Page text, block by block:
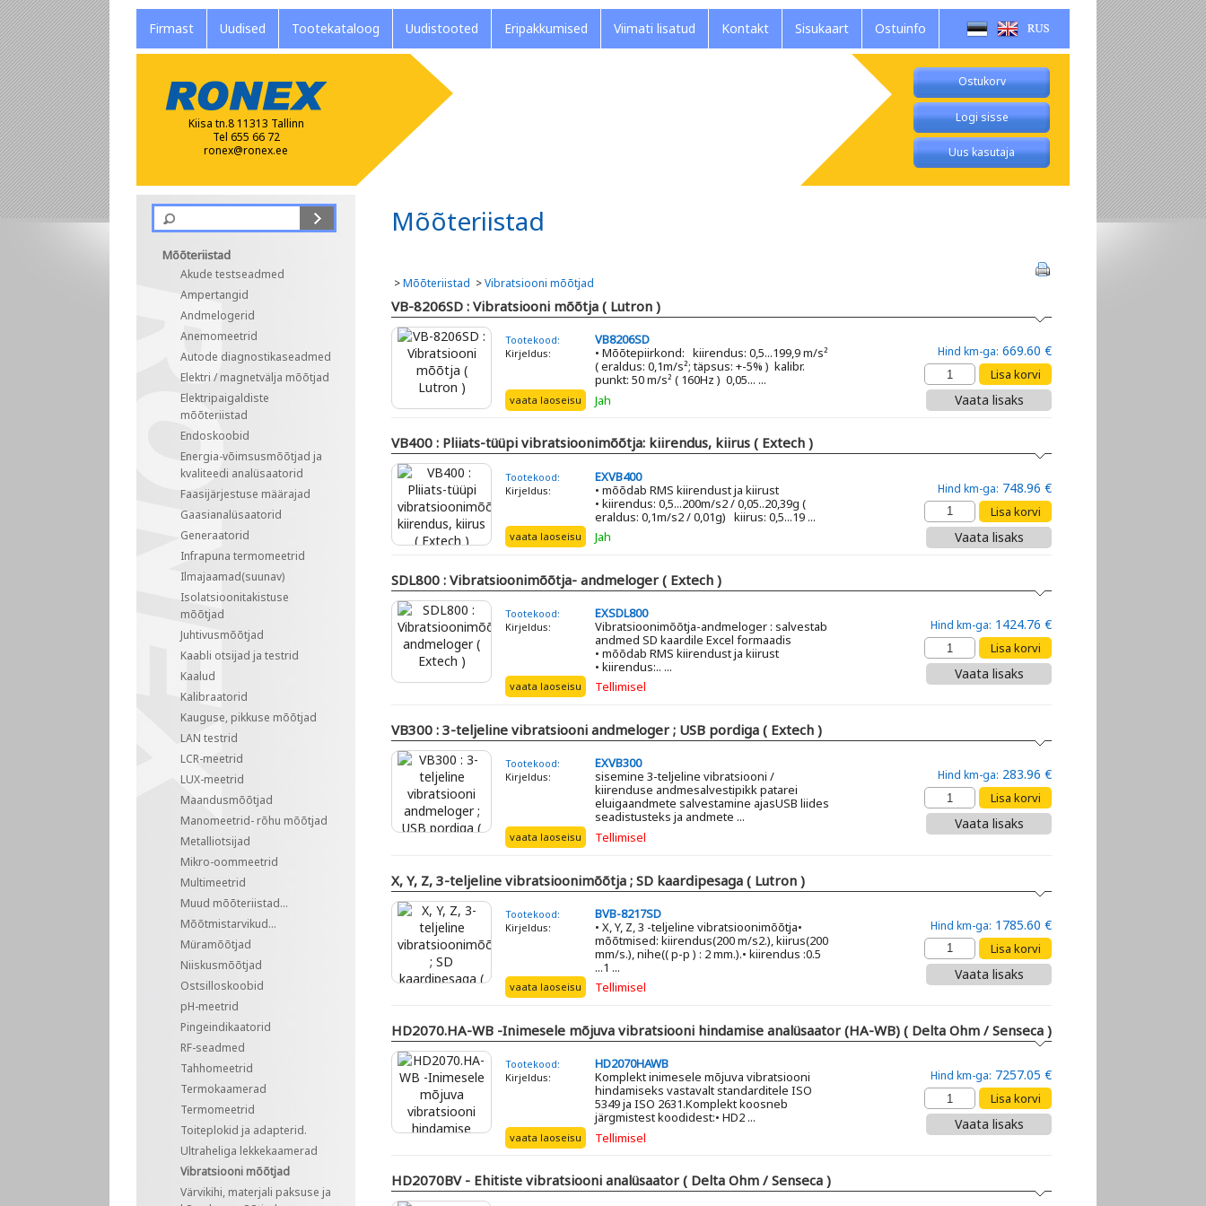
Firmast Uudised Tootekataloog Uudistooted Eripakkumised Viimati lisatud Kontakt Sisukaart Ostuinfo
Ostukorv
Logi sisse
Uus kasutaja
Kiisa tn.8 11313 Tallinn
Tel 655 66 72
ronex@ronex.ee
Mõõteriistad
Akude testseadmed
Ampertangid
Andmelogerid
Anemomeetrid
Autode diagnostikaseadmed
Elektri / magnetvälja mõõtjad
Elektripaigaldiste
mõõteriistad
Endoskoobid
Energia-võimsusmõõtjad ja
kvaliteedi analüsaatorid
Faasijärjestuse määrajad
Gaasianalüsaatorid
Generaatorid
Infrapuna termomeetrid
Ilmajaamad(suunav)
Isolatsioonitakistuse
mõõtjad
Juhtivusmõõtjad
Kaabli otsijad ja testrid
Kaalud
Kalibraatorid
Kauguse, pikkuse mõõtjad
LAN testrid
LCR-meetrid
LUX-meetrid
Maandusmõõtjad
Manomeetrid- rõhu mõõtjad
Metalliotsijad
Mikro-oommeetrid
Multimeetrid
Muud mõõteriistad...
Mõõtmistarvikud...
Müramõõtjad
Niiskusmõõtjad
Ostsilloskoobid
pH-meetrid
Pingeindikaatorid
RF-seadmed
Tahhomeetrid
Termokaamerad
Termomeetrid
Toiteplokid ja adapterid.
Ultraheliga lekkekaamerad
Vibratsiooni mõõtjad
Värvikihi, materjali paksuse ja
Mõõteriistad
>Mõõteriistad >Vibratsiooni mõõtjad
VB-8206SD : Vibratsiooni mõõtja ( Lutron )
Tootekood: VB8206SD
Kirjeldus:
• Mõõtepiirkond: kiirendus: 0,5...199,9 m/s²
( eraldus: 0,1m/s²; täpsus: +-5% ) kalibr.
punkt: 50 m/s² ( 160Hz ) 0,05... ...
vaata laoseisu Jah
Hind km-ga: 669.60 €
Vaata lisaks
VB400 : Pliiats-tüüpi vibratsioonimõõtja: kiirendus, kiirus ( Extech )
Tootekood: EXVB400
Kirjeldus:
• mõõdab RMS kiirendust ja kiirust
• kiirendus: 0,5...200m/s2 / 0,05..20,39g (
eraldus: 0,1m/s2 / 0,01g) kiirus: 0,5...19 ...
vaata laoseisu Jah
Hind km-ga: 748.96 €
Vaata lisaks
SDL800 : Vibratsioonimõõtja- andmeloger ( Extech )
Tootekood: EXSDL800
Kirjeldus:
Vibratsioonimõõtja-andmeloger : salvestab
andmed SD kaardile Excel formaadis
• mõõdab RMS kiirendust ja kiirust
• kiirendus:.. ...
vaata laoseisu Tellimisel
Hind km-ga: 1424.76 €
Vaata lisaks
VB300 : 3-teljeline vibratsiooni andmeloger ; USB pordiga ( Extech )
Tootekood: EXVB300
Kirjeldus:
sisemine 3-teljeline vibratsiooni /
kiirenduse andmesalvestipikk patarei
eluigaandmete salvestamine ajasUSB liides
seadistusteks ja andmete ...
vaata laoseisu Tellimisel
Hind km-ga: 283.96 €
Vaata lisaks
X, Y, Z, 3-teljeline vibratsioonimõõtja ; SD kaardipesaga ( Lutron )
Tootekood: BVB-8217SD
Kirjeldus:
• X, Y, Z, 3 -teljeline vibratsioonimõõtja•
mõõtmised: kiirendus(200 m/s2.), kiirus(200
mm/s.), nihe(( p-p ) : 2 mm.).• kiirendus :0.5
...1 ...
vaata laoseisu Tellimisel
Hind km-ga: 1785.60 €
Vaata lisaks
HD2070.HA-WB -Inimesele mõjuva vibratsiooni hindamise analüsaator (HA-WB) ( Delta Ohm / Senseca )
Tootekood: HD2070HAWB
Kirjeldus:
Komplekt inimesele mõjuva vibratsiooni
hindamiseks vastavalt standarditele ISO
5349 ja ISO 2631.Komplekt koosneb
järgmistest koodidest:• HD2 ...
vaata laoseisu Tellimisel
Hind km-ga: 7257.05 €
Vaata lisaks
HD2070BV - Ehitiste vibratsiooni analüsaator ( Delta Ohm / Senseca )